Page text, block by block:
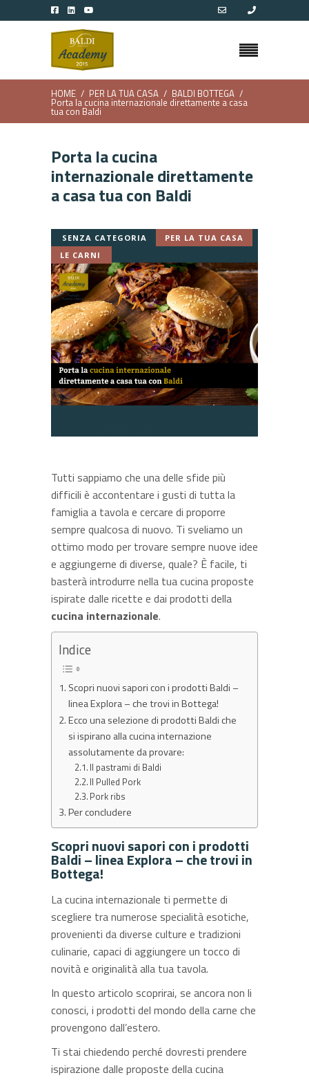
HOME PER LA TUA CASA BALDI BOTTEGA
Porta la cucina internazionale direttamente a casa
tua con Baldi
Porta la cucina
internazionale direttamente
a casa tua con Baldi
SENZA CATEGORIA
PER LA TUA CASA
LE CARNI
Tutti sappiamo che una delle sfide più
difficili è accontentare i gusti di tutta la
famiglia a tavola e cercare di proporre
sempre qualcosa di nuovo. Ti sveliamo un
ottimo modo per trovare sempre nuove idee
e aggiungerne di diverse, quale? È facile, ti
basterà introdurre nella tua cucina proposte
ispirate dalle ricette e dai prodotti della
cucina internazionale.
Indice
Scopri nuovi sapori con i prodotti Baldi –
linea Explora – che trovi in Bottega!
Ecco una selezione di prodotti Baldi che
si ispirano alla cucina internazione
assolutamente da provare:
Il pastrami di Baldi
Il Pulled Pork
Pork ribs
Per concludere
Scopri nuovi sapori con i prodotti
Baldi – linea Explora – che trovi in
Bottega!
La cucina internazionale ti permette di
scegliere tra numerose specialità esotiche,
provenienti da diverse culture e tradizioni
culinarie, capaci di aggiungere un tocco di
novità e originalità alla tua tavola.
In questo articolo scoprirai, se ancora non li
conosci, i prodotti del mondo della carne che
provengono dall’estero.
Ti stai chiedendo perché dovresti prendere
ispirazione dalle proposte della cucina